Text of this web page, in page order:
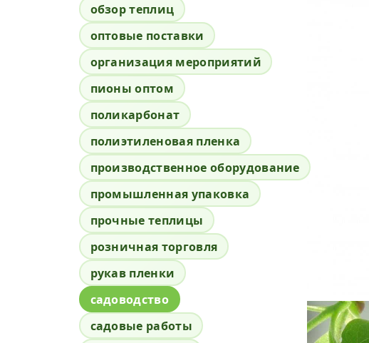
обзор теплиц
оптовые поставки
организация мероприятий
пионы оптом
поликарбонат
полиэтиленовая пленка
производственное оборудование
промышленная упаковка
прочные теплицы
розничная торговля
рукав пленки
садоводство
садовые работы